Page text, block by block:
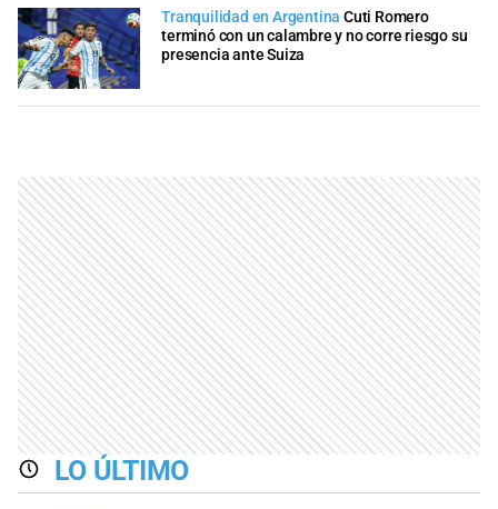
Tranquilidad en Argentina Cuti Romero
terminó con un calambre y no corre riesgo su
presencia ante Suiza
LO ÚLTIMO